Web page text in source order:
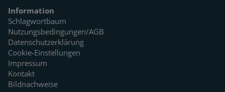
Information
Schlagwortbaum
Nutzungsbedingungen/AGB
Datenschutzerklärung
Cookie-Einstellungen
Impressum
Kontakt
Bildnachweise